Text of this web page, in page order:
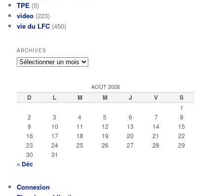
TPE (5)
video (223)
vie du LFC (450)
ARCHIVES
Archives
AOÛT 2026
D L M M J V S
1
2
3 4 5 6 7
8
9
10 11 12 13 14
15
16
17 18 19 20 21
22
23
24 25 26 27 28
29
30
31
« Déc
Connexion